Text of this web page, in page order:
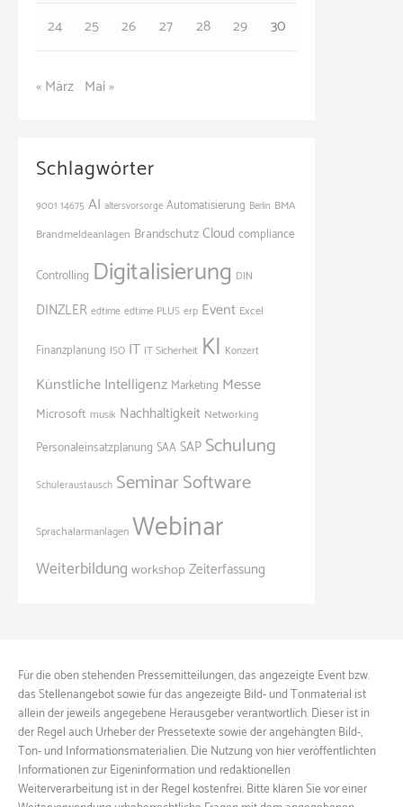
24
25 26 27 28 29 30
« März Mai »
Schlagwörter
9001 14675 AI altersvorsorge Automatisierung Berlin BMA
Brandmeldeanlagen BrandschutzCloud compliance
Controlling Digitalisierung DIN
DINZLER edtime edtime PLUS erp Event Excel
Finanzplanung ISO IT IT Sicherheit KI Konzert
Künstliche Intelligenz Marketing Messe
Microsoft musik Nachhaltigkeit Networking
Personaleinsatzplanung SAASAP Schulung
Schüleraustausch SeminarSoftware
Sprachalarmanlagen Webinar
Weiterbildung workshop Zeiterfassung
Für die oben stehenden Pressemitteilungen, das angezeigte Event bzw.
das Stellenangebot sowie für das angezeigte Bild- und Tonmaterial ist
allein der jeweils angegebene Herausgeber verantwortlich. Dieser ist in
der Regel auch Urheber der Pressetexte sowie der angehängten Bild-,
Ton- und Informationsmaterialien. Die Nutzung von hier veröffentlichten
Informationen zur Eigeninformation und redaktionellen
Weiterverarbeitung ist in der Regel kostenfrei. Bitte klären Sie vor einer